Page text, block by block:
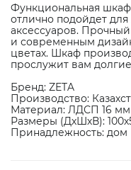
Функциональная
отлично подойдет
аксессуаров.
и современным
цветах. Шкаф
прослужит вам
Бренд: ZETA
Производство:
Материал: ЛДСП 16 мм
Размеры (ДхШхВ):
Принадлежность: дом